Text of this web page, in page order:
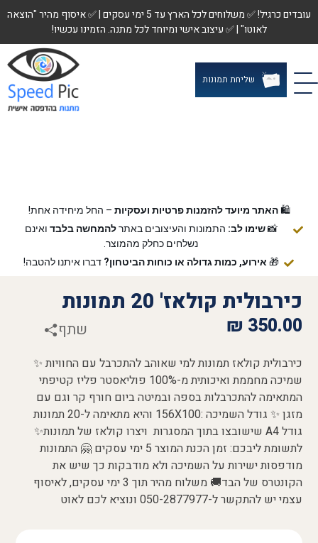
עובדים כרגיל! ✅ משלוחים לכל הארץ עד 5 ימי עסקים | ✅ איסוף מהיר "הוצאה
לאוטו" | ✅ עיצוב אישי ומיוחד לכל מתנה. הזמינו עכשיו!
שליחת תמונות
🛍️האתר מיועד להזמנות פרטיות ועסקיות – החל מיחידה אחת!
📸שימו לב: התמונות והעיצובים באתרלהמחשה בלבד ואינם
נשלחים כחלק מהמוצר.
🎁 אירוע, כמות גדולה או כוחות הביטחון? דברו איתנו להטבה!
כירבולית קולאז' 20 תמונות
350.00
₪ שתף
כירבולית קולאז תמונות למי שאוהב להתכרבל עם החוויות ✨
שמיכה מחממת ואיכותית מ-100% פוליאסטר פליז קטיפתי
המתאימה להתכרבלות בספה ובמיטה ביום חורף קר וגם עם
מזגן ✨ גודל השמיכה :156X100 והיא מתאימה ל-20 תמונות
גודל A4 שישובצו בתוך המסגרות ויצרו קולאז של תמונות✨
לתשומת ליבכם: זמן הכנת המוצר 5 ימי עסקים 🤗 התמונות
מודפסות ישירות על השמיכה ולא מודבקות כך שיש את
הקונטרס של הבד🚚 משלוח מהיר תוך 3 ימי עסקים, לאיסוף
עצמי יש להתקשר ל-050-2877977 ונוציא לכם לאוט